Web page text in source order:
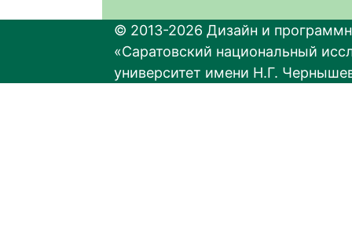
© 2013-2026 Дизайн и
«Саратовский национальный
университет имени Н.Г.